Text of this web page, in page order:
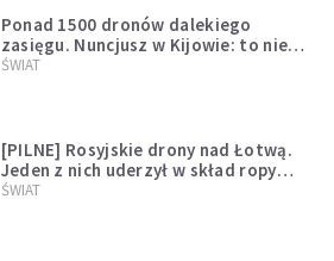
Ponad 1500 dronów dalekiego
zasięgu. Nuncjusz w Kijowie: to nie
wygląda na wolę zakończenia wojny
ŚWIAT
[PILNE] Rosyjskie drony nad Łotwą.
Jeden z nich uderzył w skład ropy
naftowej
ŚWIAT